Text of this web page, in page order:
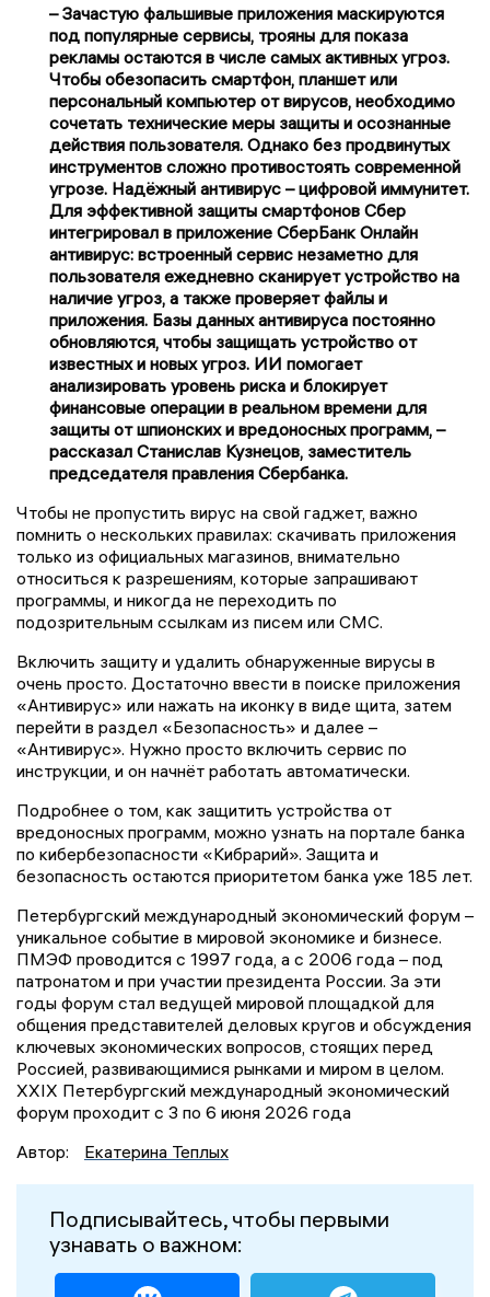
– Зачастую фальшивые приложения маскируются
под популярные сервисы, трояны для показа
рекламы остаются в числе самых активных угроз.
Чтобы обезопасить смартфон, планшет или
персональный компьютер от вирусов, необходимо
сочетать технические меры защиты и осознанные
действия пользователя. Однако без продвинутых
инструментов сложно противостоять современной
угрозе. Надёжный антивирус – цифровой иммунитет.
Для эффективной защиты смартфонов Сбер
интегрировал в приложение СберБанк Онлайн
антивирус: встроенный сервис незаметно для
пользователя ежедневно сканирует устройство на
наличие угроз, а также проверяет файлы и
приложения. Базы данных антивируса постоянно
обновляются, чтобы защищать устройство от
известных и новых угроз. ИИ помогает
анализировать уровень риска и блокирует
финансовые операции в реальном времени для
защиты от шпионских и вредоносных программ, –
рассказал Станислав Кузнецов, заместитель
председателя правления Сбербанка.
Чтобы не пропустить вирус на свой гаджет, важно
помнить о нескольких правилах: скачивать приложения
только из официальных магазинов, внимательно
относиться к разрешениям, которые запрашивают
программы, и никогда не переходить по
подозрительным ссылкам из писем или СМС.
Включить защиту и удалить обнаруженные вирусы в
очень просто. Достаточно ввести в поиске приложения
«Антивирус» или нажать на иконку в виде щита, затем
перейти в раздел «Безопасность» и далее –
«Антивирус». Нужно просто включить сервис по
инструкции, и он начнёт работать автоматически.
Подробнее о том, как защитить устройства от
вредоносных программ, можно узнать на портале банка
по кибербезопасности «Кибрарий». Защита и
безопасность остаются приоритетом банка уже 185 лет.
Петербургский международный экономический форум –
уникальное событие в мировой экономике и бизнесе.
ПМЭФ проводится с 1997 года, а с 2006 года – под
патронатом и при участии президента России. За эти
годы форум стал ведущей мировой площадкой для
общения представителей деловых кругов и обсуждения
ключевых экономических вопросов, стоящих перед
Россией, развивающимися рынками и миром в целом.
XXIX Петербургский международный экономический
форум проходит с 3 по 6 июня 2026 года
Автор:
Екатерина Теплых
Подписывайтесь, чтобы первыми
узнавать о важном: